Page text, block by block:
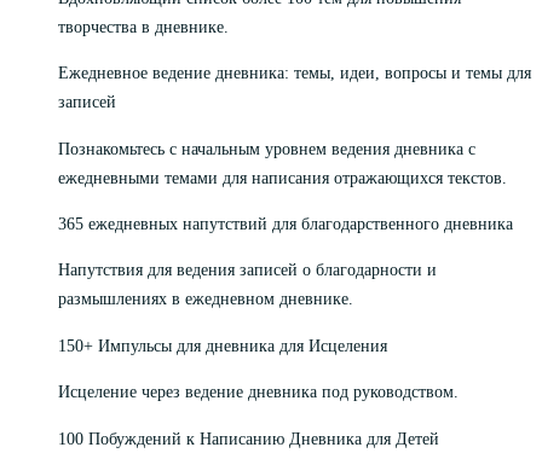
творчества в дневнике.
Ежедневное ведение дневника: темы, идеи, вопросы и темы для
записей
Познакомьтесь с начальным уровнем ведения дневника с
ежедневными темами для написания отражающихся текстов.
365 ежедневных напутствий для благодарственного дневника
Напутствия для ведения записей о благодарности и
размышлениях в ежедневном дневнике.
150+ Импульсы для дневника для Исцеления
Исцеление через ведение дневника под руководством.
100 Побуждений к Написанию Дневника для Детей